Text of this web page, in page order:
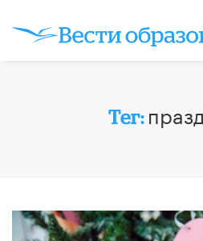
Тег: